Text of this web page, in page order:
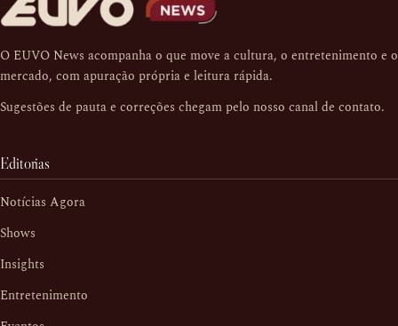
O EUVO News acompanha o que move a cultura, o entretenimento e o
mercado, com apuração própria e leitura rápida.
Sugestões de pauta e correções chegam pelo nosso canal de contato.
Editorias
Notícias Agora
Shows
Insights
Entretenimento